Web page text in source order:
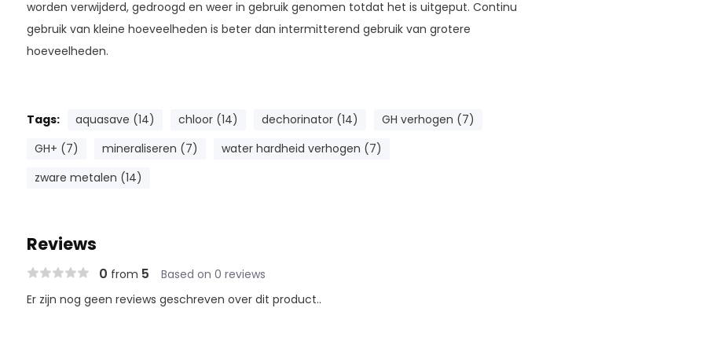
worden verwijderd, gedroogd en weer in gebruik genomen totdat het is uitgeput. Continu
gebruik van kleine hoeveelheden is beter dan intermitterend gebruik van grotere
hoeveelheden.
Tags: aquasave (14) chloor (14) dechorinator (14)
GH verhogen (7)
GH+ (7)
mineraliseren (7)
water hardheid verhogen (7)
zware metalen (14)
Reviews
0 from 5 Based on 0 reviews
Er zijn nog geen reviews geschreven over dit product..